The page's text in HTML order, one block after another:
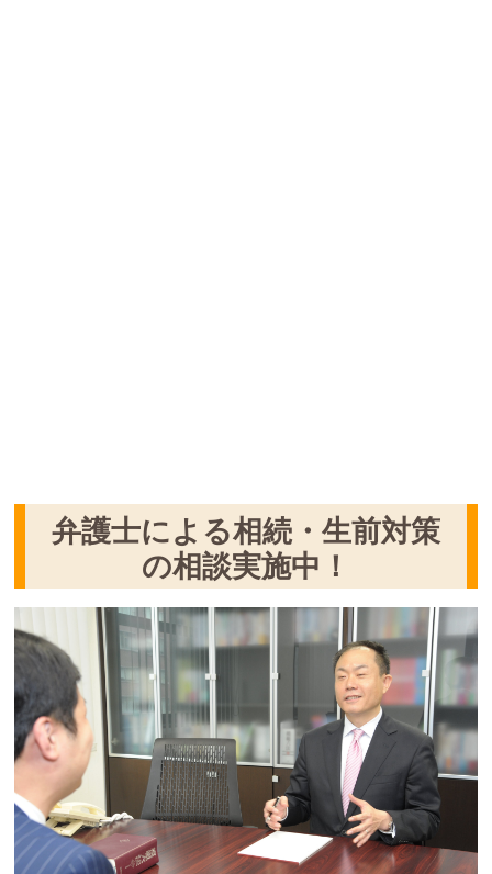
弁護士による相続・生前対策
の相談実施中！